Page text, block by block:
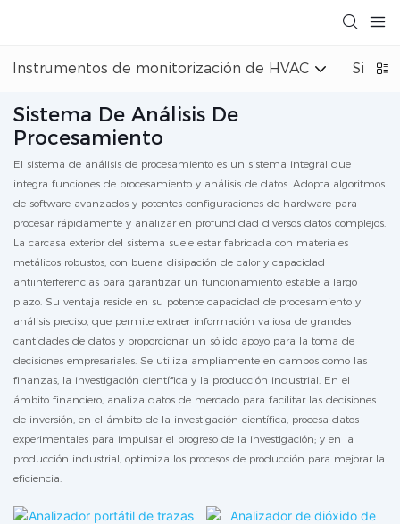
Instrumentos de monitorización de HVAC
Sistema De Análisis De
Procesamiento
El sistema de análisis de procesamiento es un sistema integral que
integra funciones de procesamiento y análisis de datos. Adopta algoritmos
de software avanzados y potentes configuraciones de hardware para
procesar rápidamente y analizar en profundidad diversos datos complejos.
La carcasa exterior del sistema suele estar fabricada con materiales
metálicos robustos, con buena disipación de calor y capacidad
antiinterferencias para garantizar un funcionamiento estable a largo
plazo. Su ventaja reside en su potente capacidad de procesamiento y
análisis preciso, que permite extraer información valiosa de grandes
cantidades de datos y proporcionar un sólido apoyo para la toma de
decisiones empresariales. Se utiliza ampliamente en campos como las
finanzas, la investigación científica y la producción industrial. En el
ámbito financiero, analiza datos de mercado para facilitar las decisiones
de inversión; en el ámbito de la investigación científica, procesa datos
experimentales para impulsar el progreso de la investigación; y en la
producción industrial, optimiza los procesos de producción para mejorar la
eficiencia.